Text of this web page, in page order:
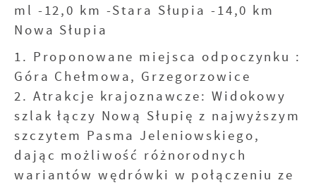
ml -12,0 km -Stara Słupia -14,0 km
Nowa Słupia
1. Proponowane miejsca odpoczynku :
Góra Chełmowa, Grzegorzowice
2. Atrakcje krajoznawcze: Widokowy
szlak łączy Nową Słupię z najwyższym
szczytem Pasma Jeleniowskiego,
dając możliwość różnorodnych
wariantów wędrówki w połączeniu ze